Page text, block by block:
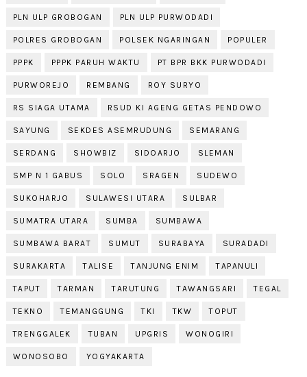
PLN ULP GROBOGAN PLN ULP PURWODADI
POLRES GROBOGAN POLSEK NGARINGAN POPULER
PPPK PPPK PARUH WAKTU PT BPR BKK PURWODADI
PURWOREJO REMBANG ROY SURYO
RS SIAGA UTAMA RSUD KI AGENG GETAS PENDOWO
SAYUNG SEKDES ASEMRUDUNG SEMARANG
SERDANG SHOWBIZ SIDOARJO SLEMAN
SMP N 1 GABUS SOLO SRAGEN SUDEWO
SUKOHARJO SULAWESI UTARA SULBAR
SUMATRA UTARA SUMBA SUMBAWA
SUMBAWA BARAT SUMUT SURABAYA SURADADI
SURAKARTA TALISE TANJUNG ENIM TAPANULI
TAPUT TARMAN TARUTUNG TAWANGSARI TEGAL
TEKNO TEMANGGUNG TKI TKW TOPUT
TRENGGALEK TUBAN UPGRIS WONOGIRI
WONOSOBO YOGYAKARTA